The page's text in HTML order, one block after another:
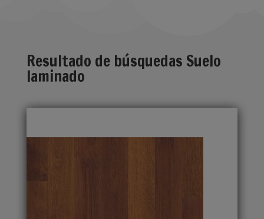
Resultado de búsquedas Suelo
laminado